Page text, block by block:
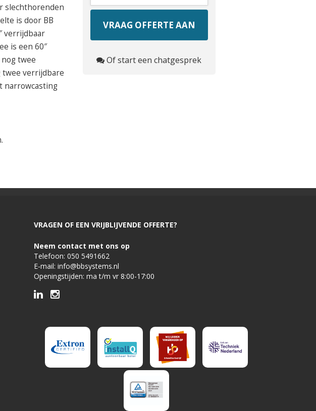
slechthorenden
is door BB
verrijdbaar
is een 60″
twee
twee verrijdbare
narrowcasting
Of start een chatgesprek
VRAGEN OF EEN VRIJBLIJVENDE OFFERTE?
Neem contact met ons op
Telefoon: 050 5491662
E-mail: info@bbsystems.nl
Openingstijden: ma t/m vr 8:00-17:00